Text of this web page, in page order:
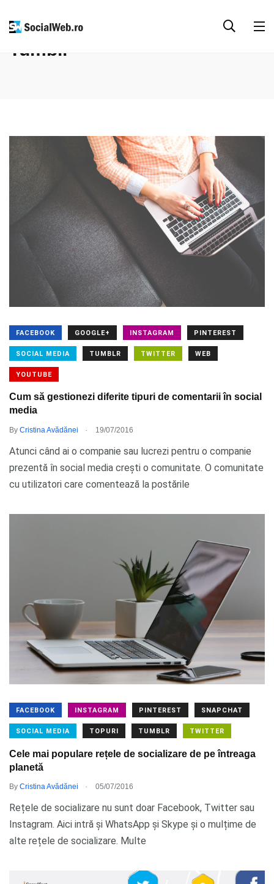
Tumblr
FACEBOOK GOOGLE+ INSTAGRAM PINTEREST
SOCIAL MEDIA TUMBLR TWITTER WEB
YOUTUBE
Cum să gestionezi diferite tipuri de comentarii în social
media
By Cristina Avădănei 19/07/2016
Atunci când ai o companie sau lucrezi pentru o companie
prezentă în social media crești o comunitate. O comunitate
cu utilizatori care comentează la postările
FACEBOOK INSTAGRAM PINTEREST SNAPCHAT
SOCIAL MEDIA TOPURI TUMBLR TWITTER
Cele mai populare rețele de socializare de pe întreaga
planetă
By Cristina Avădănei . 05/07/2016
Rețele de socializare nu sunt doar Facebook, Twitter sau
Instagram. Aici intră și WhatsApp și Skype și o mulțime de
alte rețele de socializare. Multe